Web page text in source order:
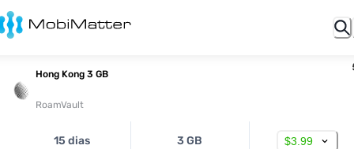
Hong Kong 3 GB
RoamVault
15 dias 3 GB $3.99